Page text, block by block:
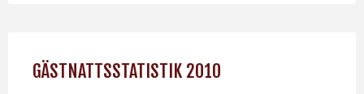
GÄSTNATTSSTATISTIK 2010